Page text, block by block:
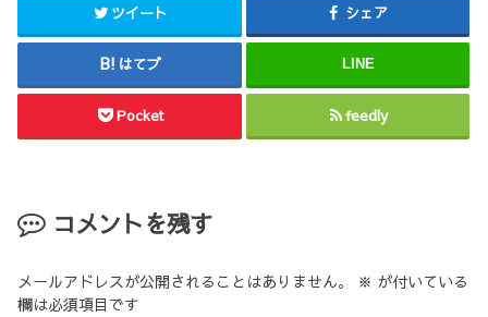
ツイート シェア
はてブ LINE
Pocket feedly
コメントを残す
メールアドレスが公開されることはありません。 ※ が付いている
欄は必須項目です